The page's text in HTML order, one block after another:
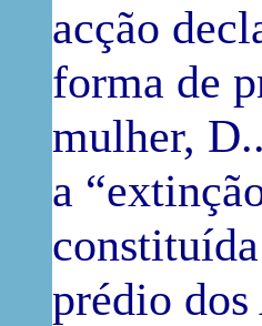
acção
forma de
mulher,
a
prédio